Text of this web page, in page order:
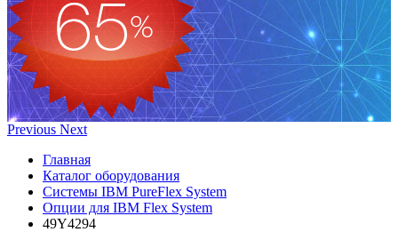
Previous Next
Главная
Каталог оборудования
Системы IBM PureFlex System
Опции для IBM Flex System
49Y4294